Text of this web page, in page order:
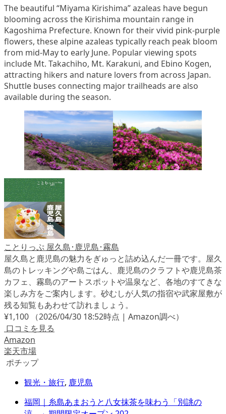
The beautiful “Miyama Kirishima” azaleas have begun
blooming across the Kirishima mountain range in
Kagoshima Prefecture. Known for their vivid pink-purple
flowers, these alpine azaleas typically reach peak bloom
from mid-May to early June. Popular viewing spots
include Mt. Takachiho, Mt. Karakuni, and Ebino Kogen,
attracting hikers and nature lovers from across Japan.
Shuttle buses connecting major trailheads are also
available during the season.
ことりっぷ 屋久島･鹿児島･霧島
屋久島と鹿児島の魅力をぎゅっと詰め込んだ一冊です。屋久
島のトレッキングや島ごはん、鹿児島のクラフトや鹿児島茶
カフェ、霧島のアートスポットや温泉など、各地のすてきな
楽しみ方をご案内します。砂むしが人気の指宿や武家屋敷が
残る知覧もあわせて訪れましょう。
¥1,100
（2026/04/30 18:52時点 | Amazon調べ）
口コミを見る
Amazon
楽天市場
ポチップ
観光・旅行, 鹿児島
福岡｜糸島あまおうと八女抹茶を味わう「別誂の